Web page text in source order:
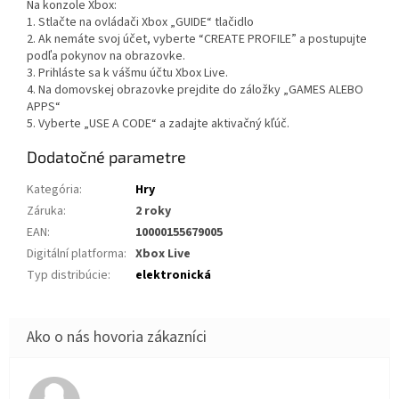
Na konzole Xbox:
1. Stlačte na ovládači Xbox „GUIDE“ tlačidlo
2. Ak nemáte svoj účet, vyberte “CREATE PROFILE” a postupujte
podľa pokynov na obrazovke.
3. Prihláste sa k vášmu účtu Xbox Live.
4. Na domovskej obrazovke prejdite do záložky „GAMES ALEBO
APPS“
5. Vyberte „USE A CODE“ a zadajte aktivačný kľúč.
Dodatočné parametre
Kategória:
Hry
Záruka:
2 roky
EAN:
10000155679005
Digitální platforma: Xbox Live
Typ distribúcie: elektronická